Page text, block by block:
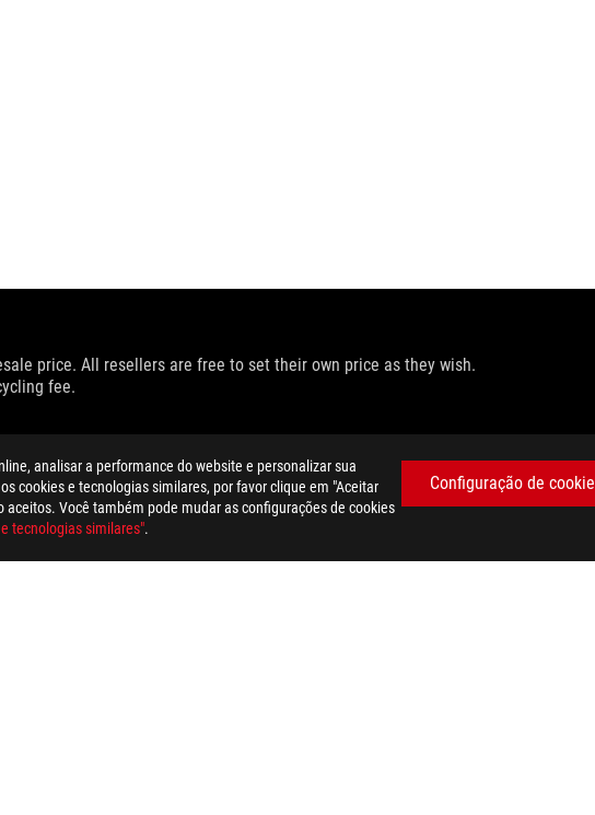
analisar a performance do website e personalizar sua
cookies e tecnologias similares, por favor clique em "Aceitar
Você também pode mudar as configurações de cookies
tecnologias similares".
Configuração de cookie
price. All resellers are free to set their own price as they wish.
fee.